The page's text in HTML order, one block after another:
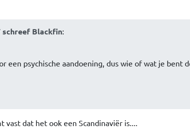
schreef Blackfin:
een psychische aandoening, dus wie of wat je bent
vast dat het ook een Scandinaviër is....